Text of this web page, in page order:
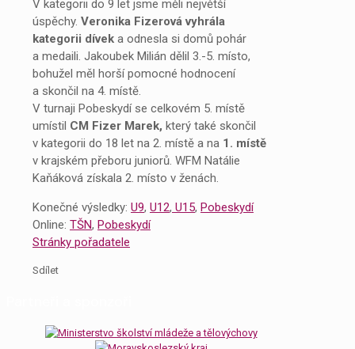
V kategorii do 9 let jsme měli největší
úspěchy. Veronika Fizerová vyhrála
kategorii dívek a odnesla si domů pohár
a medaili. Jakoubek Milián dělil 3.-5. místo,
bohužel měl horší pomocné hodnocení
a skončil na 4. místě.
V turnaji Pobeskydí se celkovém 5. místě
umístil CM Fizer Marek, který také skončil
v kategorii do 18 let na 2. místě a na 1. místě
v krajském přeboru juniorů. WFM Natálie
Kaňáková získala 2. místo v ženách.
Konečné výsledky: U9, U12, U15, Pobeskydí
Online: TŠN, Pobeskydí
Stránky pořadatele
Sdílet